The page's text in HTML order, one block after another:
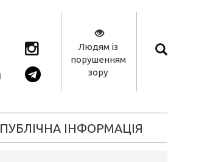
Людям із
порушенням
зору
ПУБЛІЧНА ІНФОРМАЦІЯ